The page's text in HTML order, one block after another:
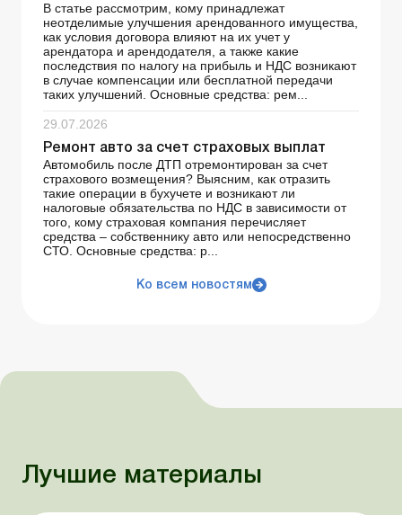
В статье рассмотрим, кому принадлежат
неотделимые улучшения арендованного имущества,
как условия договора влияют на их учет у
арендатора и арендодателя, а также какие
последствия по налогу на прибыль и НДС возникают
в случае компенсации или бесплатной передачи
таких улучшений. Основные средства: рем...
29.07.2026
Ремонт авто за счет страховых выплат
Автомобиль после ДТП отремонтирован за счет
страхового возмещения? Выясним, как отразить
такие операции в бухучете и возникают ли
налоговые обязательства по НДС в зависимости от
того, кому страховая компания перечисляет
средства – собственнику авто или непосредственно
СТО. Основные средства: р...
Ко всем новостям
Лучшие материалы